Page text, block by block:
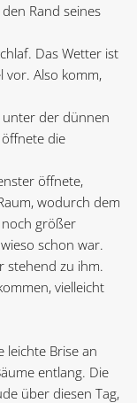
Rand seines
Das Wetter ist
vor. Also komm,
unter der dünnen
die
öffnete,
wodurch dem
größer
schon war.
stehend zu ihm.
vielleicht
leichte Brise an
entlang. Die
über diesen Tag,